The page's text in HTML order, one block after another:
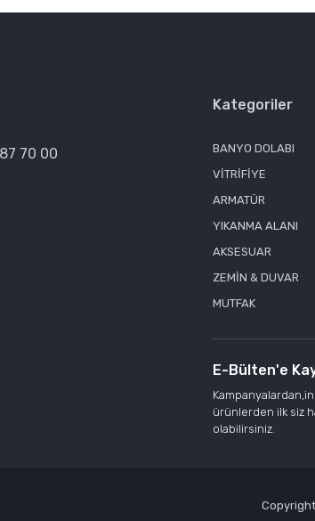
70 00
Kategoriler
BANYO DOLABI
VİTRİFİYE
ARMATÜR
YIKANMA ALANI
AKSESUAR
ZEMİN & DUVAR
MUTFAK
E-Bülten'e
ürünlerden ilk siz
olabilirsiniz.